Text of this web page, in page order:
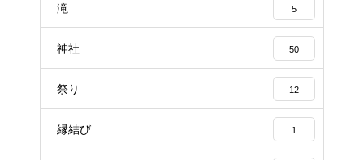
滝 5
神社 50
祭り 12
縁結び 1